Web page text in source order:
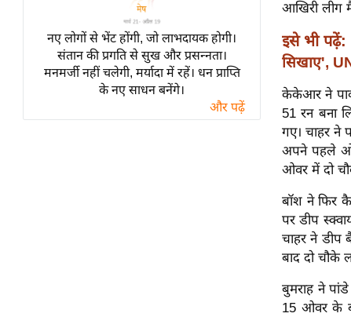
त्योहार
राशिफल
विशेष
नए लोगों से भेंट होंगी, जो लाभदायक होगी।
संतान की प्रगति से सुख और प्रसन्नता।
मनमर्जी नहीं चलेगी, मर्यादा में रहें। धन प्राप्ति
के नए साधन बनेंगे।
और पढ़ें
आखिरी लीग
इसे भी पढ़ें:
सिखाए',
केकेआर ने
51 रन बना
गए। चाहर ने
अपने पहले
ओवर में दो
बॉश ने फिर
पर डीप
चाहर ने डीप
बाद दो चौके
बुमराह ने
15 ओवर के